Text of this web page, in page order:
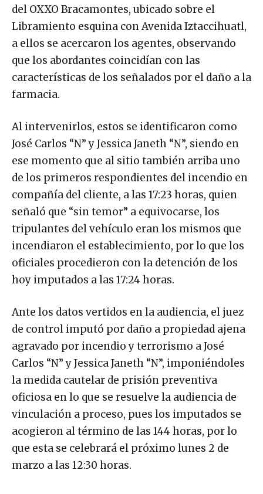
del OXXO Bracamontes, ubicado sobre el
Libramiento esquina con Avenida Iztaccihuatl,
a ellos se acercaron los agentes, observando
que los abordantes coincidían con las
características de los señalados por el daño a la
farmacia.
Al intervenirlos, estos se identificaron como
José Carlos “N” y Jessica Janeth “N”, siendo en
ese momento que al sitio también arriba uno
de los primeros respondientes del incendio en
compañía del cliente, a las 17:23 horas, quien
señaló que “sin temor” a equivocarse, los
tripulantes del vehículo eran los mismos que
incendiaron el establecimiento, por lo que los
oficiales procedieron con la detención de los
hoy imputados a las 17:24 horas.
Ante los datos vertidos en la audiencia, el juez
de control imputó por daño a propiedad ajena
agravado por incendio y terrorismo a José
Carlos “N” y Jessica Janeth “N”, imponiéndoles
la medida cautelar de prisión preventiva
oficiosa en lo que se resuelve la audiencia de
vinculación a proceso, pues los imputados se
acogieron al término de las 144 horas, por lo
que esta se celebrará el próximo lunes 2 de
marzo a las 12:30 horas.